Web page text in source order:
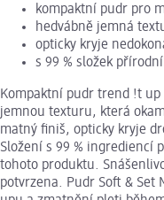
kompaktní pudr pro
hedvábně jemná
opticky kryje
s 99 % složek
Kompaktní pudr trend !t up
jemnou texturu, která
matný finiš, opticky kryje
Složení s 99 % ingrediencí
tohoto produktu.
potvrzena. Pudr Soft & Set